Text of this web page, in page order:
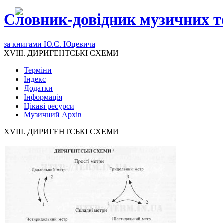
Словник-довідник музичних
за книгами Ю.Є. Юцевича
XVIII. ДИРИГЕНТСЬКІ СХЕМИ
Терміни
Індекс
Додатки
Інформація
Цікаві ресурси
Музичний Архів
XVIII. ДИРИГЕНТСЬКІ СХЕМИ